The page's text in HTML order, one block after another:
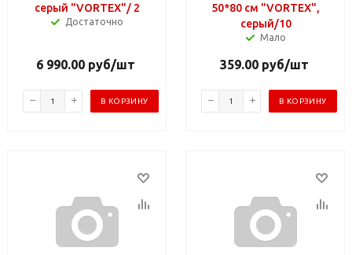
серый "VORTEX"/ 2
Достаточно
6 990.00 руб/шт
В КОРЗИНУ
50*80 см "VORTEX",
серый/10
Мало
359.00руб/шт
В КОРЗИНУ